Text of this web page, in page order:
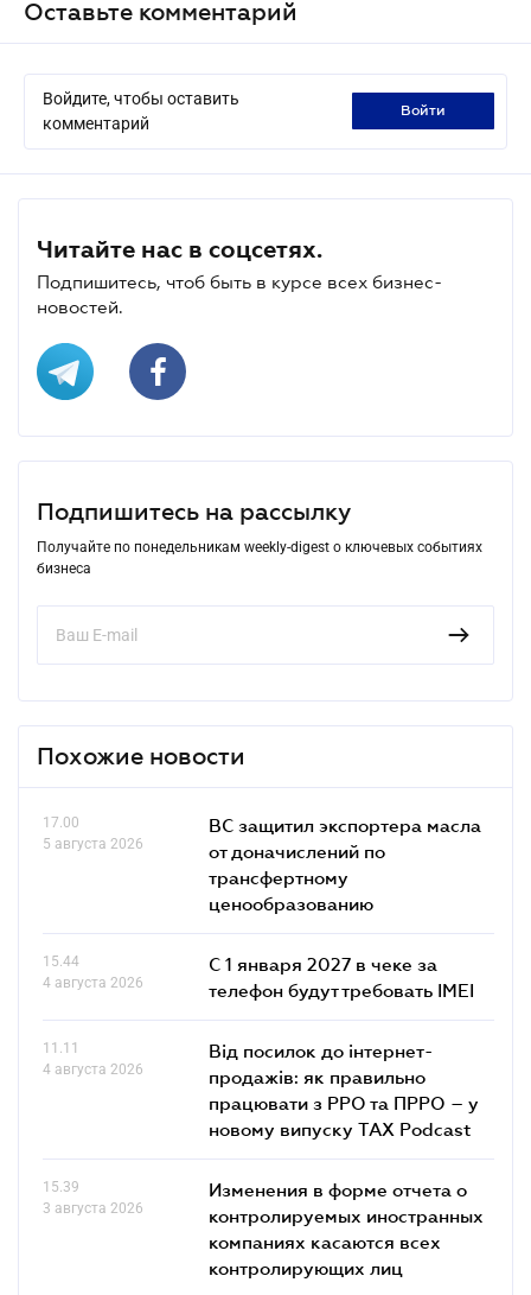
Оставьте комментарий
Войдите, чтобы оставить
комментарий
войти
Читайте нас в соцсетях.
Подпишитесь, чтоб быть в курсе всех бизнес-
новостей.
Подпишитесь на рассылку
Получайте по понедельникам weekly-digest о ключевых событиях
бизнеса
Похожие новости
17.00
5 августа 2026
ВС защитил экспортера масла
от доначислений по
трансфертному
ценообразованию
15.44
4 августа 2026
С 1 января 2027 в чеке за
телефон будут требовать IMEI
11.11
4 августа 2026
Від посилок до інтернет-
продажів: як правильно
працювати з РРО та ПРРО – у
новому випуску TAX Podcast
15.39
3 августа 2026
Изменения в форме отчета о
контролируемых иностранных
компаниях касаются всех
контролирующих лиц